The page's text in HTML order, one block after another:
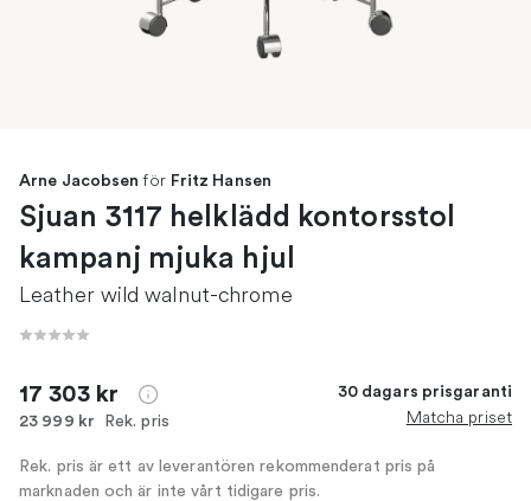
Arne Jacobsen för Fritz Hansen
Sjuan 3117 helklädd kontorsstol
kampanj mjuka hjul
Leather wild walnut-chrome
17 303 kr
23 999 kr Rek. pris
30 dagars prisgaranti
Matcha priset
Rek. pris är ett av leverantören rekommenderat pris på
marknaden och är inte vårt tidigare pris.